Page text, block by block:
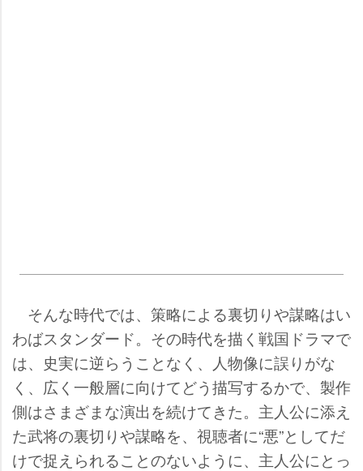
そんな時代では、策略による裏切りや謀略はい
わばスタンダード。その時代を描く戦国ドラマで
は、史実に逆らうことなく、人物像に誤りがな
く、広く一般層に向けてどう描写するかで、製作
側はさまざまな演出を続けてきた。主人公に添え
た武将の裏切りや謀略を、視聴者に“悪”としてだ
けで捉えられることのないように、主人公にとっ